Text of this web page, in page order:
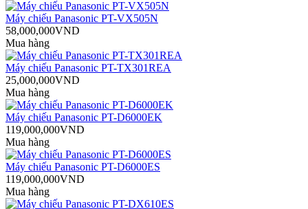
Máy chiếu Panasonic PT-VX505N
58,000,000VND
Mua hàng
Máy chiếu Panasonic PT-TX301REA
25,000,000VND
Mua hàng
Máy chiếu Panasonic PT-D6000EK
119,000,000VND
Mua hàng
Máy chiếu Panasonic PT-D6000ES
119,000,000VND
Mua hàng